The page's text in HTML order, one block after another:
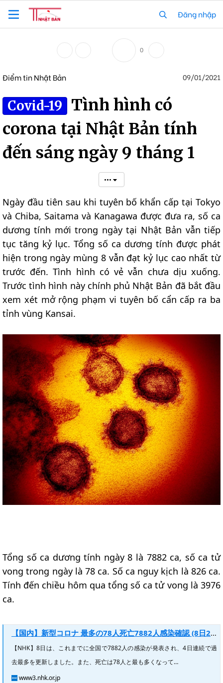
Đăng nhập
0
Điểm tin Nhật Bản 09/01/2021
Covid-19
Tình hình có
corona tại Nhật Bản tính
đến sáng ngày 9 tháng 1
•••
Ngày đầu tiên sau khi tuyên bố khẩn cấp tại Tokyo
và Chiba, Saitama và Kanagawa được đưa ra, số ca
dương tính mới trong ngày tại Nhật Bản vẫn tiếp
tục tăng kỷ lục. Tổng số ca dương tính được phát
hiện trong ngày mùng 8 vẫn đạt kỷ lục cao nhất từ
trước đến. Tình hình có vẻ vẫn chưa dịu xuống.
Trước tình hình này chính phủ Nhật Bản đã bắt đầu
xem xét mở rộng phạm vi tuyên bố cẩn cấp ra ba
tỉnh vùng Kansai.
Tổng số ca dương tính ngày 8 là 7882 ca, số ca tử
vong trong ngày là 78 ca. Số ca nguy kịch là 826 ca.
Tính đến chiều hôm qua tổng số ca tử vong là 3976
ca.
【国内】新型コロナ 最多の78人死亡7882人感染確認 (8日22時) | NHKニュース
【NHK】8日は、これまでに全国で7882人の感染が発表され、4日連続で過
去最多を更新しました。また、死亡は78人と最も多くなって…
www3.nhk.or.jp